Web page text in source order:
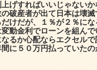
げすればいいじゃない
破産者が出て日本は壊
けだが、１％が２％に
変動金利でローンを組ん
るか心配ならエクセル
に５０万円払っていた